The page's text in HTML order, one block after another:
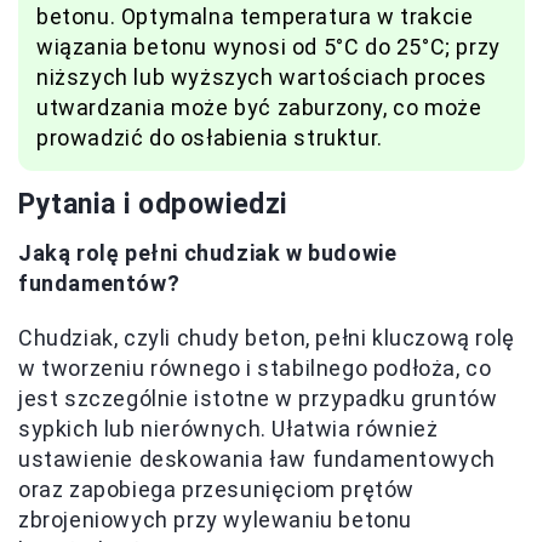
betonu. Optymalna temperatura w trakcie
wiązania betonu wynosi od 5°C do 25°C; przy
niższych lub wyższych wartościach proces
utwardzania może być zaburzony, co może
prowadzić do osłabienia struktur.
Pytania i odpowiedzi
Jaką rolę pełni chudziak w budowie
fundamentów?
Chudziak, czyli chudy beton, pełni kluczową rolę
w tworzeniu równego i stabilnego podłoża, co
jest szczególnie istotne w przypadku gruntów
sypkich lub nierównych. Ułatwia również
ustawienie deskowania ław fundamentowych
oraz zapobiega przesunięciom prętów
zbrojeniowych przy wylewaniu betonu